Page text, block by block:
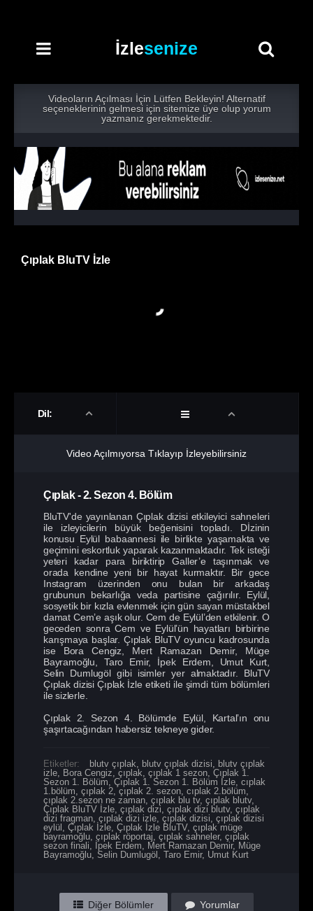
İzlesenize
Videoların Açılması İçin Lütfen Bekleyin! Alternatif
seçeneklerinin gelmesi için sitemize üye olup yorum
yazmanız gerekmektedir.
Çıplak BluTV İzle
Dil:
Video Açılmıyorsa Tıklayıp İzleyebilirsiniz
Çıplak-2. Sezon 4. Bölüm
BluTV'de yayınlanan Çıplak dizisi etkileyici sahneleri
ile izleyicilerin büyük beğenisini topladı. Dİzinin
konusu Eylül babaannesi ile birlikte yaşamakta ve
geçimini eskortluk yaparak kazanmaktadır. Tek isteği
yeteri kadar para biriktirip Galler’e taşınmak ve
orada kendine yeni bir hayat kurmaktır. Bir gece
Instagram üzerinden onu bulan bir arkadaş
grubunun bekarlığa veda partisine çağırılır. Eylül,
sosyetik bir kızla evlenmek için gün sayan müstakbel
damat Cem’e aşık olur. Cem de Eylül’den etkilenir. O
geceden sonra Cem ve Eylül’ün hayatları birbirine
karışmaya başlar. Çıplak BluTV oyuncu kadrosunda
ise Bora Cengiz, Mert Ramazan Demir, Müge
Bayramoğlu, Taro Emir, İpek Erdem, Umut Kurt,
Selin Dumlugöl gibi isimler yer almaktadır. BluTV
Çıplak dizisi Çıplak İzle etiketi ile şimdi tüm bölümleri
ile sizlerle.
Çıplak 2. Sezon 4. Bölümde Eylül, Kartal’ın onu
şaşırtacağından habersiz tekneye gider.
Etiketler: blutv çıplak blutv çıplak dizisi
blutv çıplak
izle Bora Cengiz, çıplak çıplak 1 sezon Çıplak 1.
Sezon 1. Bölüm Çıplak 1. Sezon 1. Bölüm İzle cıplak
1.bölüm çıplak 2 ,çıplak 2. sezon cıplak 2.bölüm
çıplak 2.sezon ne zaman çıplak blu tv, çıplak blutv,
Çıplak BluTV İzle çıplak dizi çıplak dizi blutv, çıplak
dizi fragman çıplak dizi izle çıplak dizisi çıplak dizisi
eylül Çıplak İzle Çıplak İzle BluTV, çıplak müge
bayramoğlu çıplak röportaj çıplak sahneler, çıplak
sezon finali
İpek Erdem Mert Ramazan Demir, Müge
Bayramoğlu Selin Dumlugöl Taro Emir, Umut Kurt
Diğer Bölümler Yorumlar